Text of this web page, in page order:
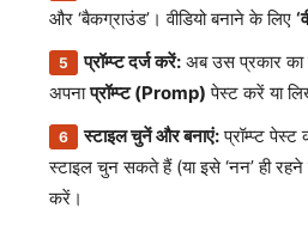
और ‘बैकग्राउंड’। वीडियो बनाने के लिए
प्रॉम्प्ट दर्ज करें: अब उस प्रकार का
अपनाप्रॉम्प्ट (Promp) पेस्ट करें या
स्टाइल चुनें और बनाएं:प्रॉम्प्ट
स्टाइल चुन सकते हैं (या इसे ‘नन’ ही
करें।